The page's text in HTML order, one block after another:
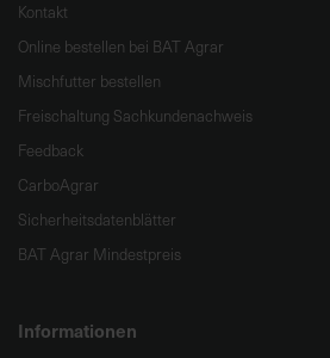
Kontakt
Online bestellen bei BAT Agrar
Mischfutter bestellen
Freischaltung Sachkundenachweis
Feedback
CarboAgrar
Sicherheitsdatenblätter
BAT Agrar Mindestpreis
Informationen